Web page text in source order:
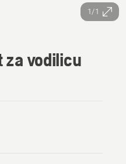
1/1
za vodilicu